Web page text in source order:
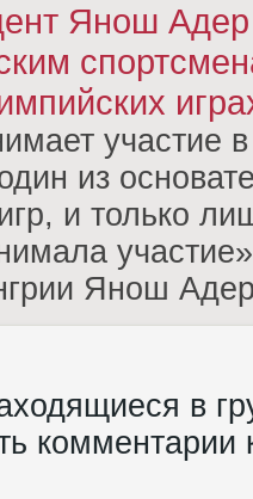
Янош
участие
из
и только
Янош
в
комментарии